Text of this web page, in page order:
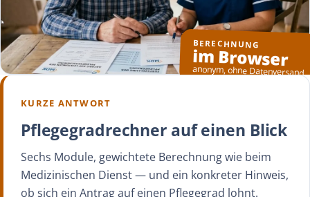
BERECHNUNG
im Browser
anonym, ohne Datenversand
KURZE ANTWORT
Pflegegradrechner auf einen Blick
Sechs Module, gewichtete Berechnung wie beim
Medizinischen Dienst — und ein konkreter Hinweis,
ob sich ein Antrag auf einen Pflegegrad lohnt.